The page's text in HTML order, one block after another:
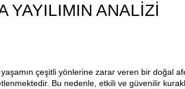
YAYILIMIN ANALİZİ
çeşitli yönlerine zarar veren bir doğal
Bu nedenle, etkili ve güvenilir